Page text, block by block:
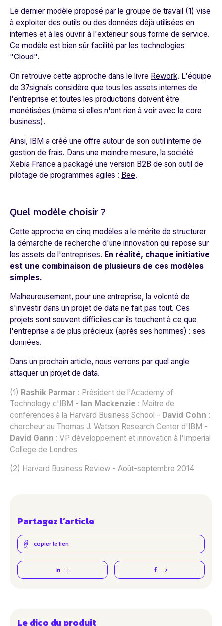
Le dernier modèle proposé par le groupe de travail (1) vise
à exploiter des outils ou des données déjà utilisées en
internes et à les ouvrir à l'extérieur sous forme de service.
Ce modèle est bien sûr facilité par les technologies
"Cloud".
On retrouve cette approche dans le livre Rework. L'équipe
de 37signals considère que tous les assets internes de
l'entreprise et toutes les productions doivent être
monétisées (même si elles n'ont rien à voir avec le core
business).
Ainsi, IBM a créé une offre autour de son outil interne de
gestion de frais. Dans une moindre mesure, la société
Xebia France a packagé une version B2B de son outil de
pilotage de programmes agiles : Bee.
Quel modèle choisir ?
Cette approche en cinq modèles a le mérite de structurer
la démarche de recherche d'une innovation qui repose sur
les assets de l'entreprises. En réalité, chaque initiative
est une combinaison de plusieurs de ces modèles
simples.
Malheureusement, pour une entreprise, la volonté de
s'investir dans un projet de data ne fait pas tout. Ces
projets sont souvent difficiles car ils touchent à ce que
l'entreprise a de plus précieux (après ses hommes) : ses
données.
Dans un prochain article, nous verrons par quel angle
attaquer un projet de data.
(1) Rashik Parmar : Président de l'Academy of
Technology d'IBM - Ian Mackenzie : Maître de
conférences à la Harvard Business School - David Cohn :
chercheur au Thomas J. Watson Research Center d'IBM -
David Gann : VP développement et innovation à l'Imperial
College de Londres
(2) Harvard Business Review - Août-septembre 2014
Partagez l’article
copier le lien
Le dico du produit